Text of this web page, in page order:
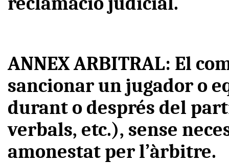
ANNEX ARBITRAL: El
sancionar un jugador o
durant o després del
verbals, etc.), sense
amonestat per l’àrbitre.